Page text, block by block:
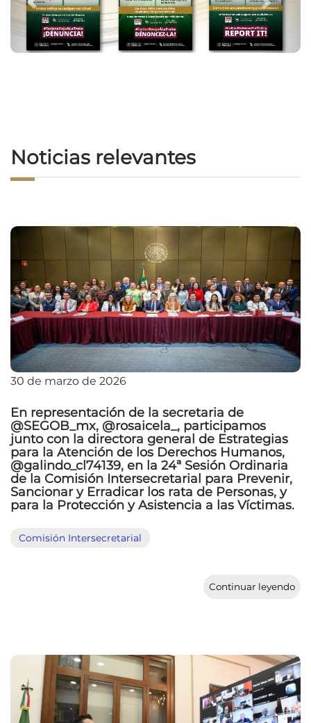
Noticias relevantes
30 de marzo de 2026
En representación de la secretaria de
@SEGOB_mx, @rosaicela_, participamos
junto con la directora general de Estrategias
para la Atención de los Derechos Humanos,
@galindo_cl74139, en la 24ª Sesión Ordinaria
de la Comisión Intersecretarial para Prevenir,
Sancionar y Erradicar los rata de Personas, y
para la Protección y Asistencia a las Víctimas.
Comisión Intersecretarial
Continuar leyendo